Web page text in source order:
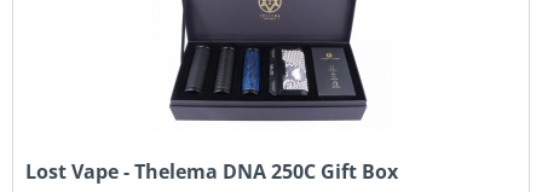
Lost Vape - Thelema DNA 250C Gift Box